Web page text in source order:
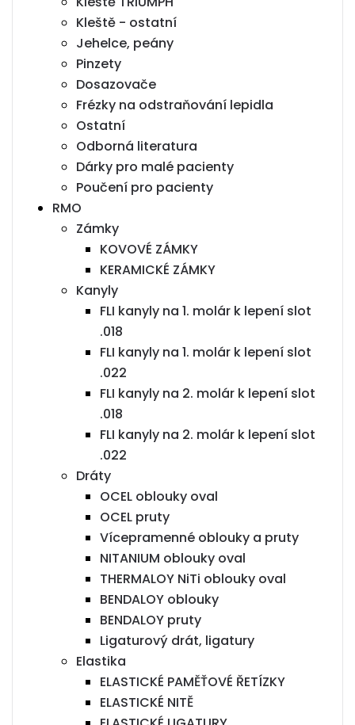
Kleště - ostatní
Jehelce, peány
Pinzety
Dosazovače
Frézky na odstraňování lepidla
Ostatní
Odborná literatura
Dárky pro malé pacienty
Poučení pro pacienty
RMO
Zámky
KOVOVÉ ZÁMKY
KERAMICKÉ ZÁMKY
Kanyly
FLI kanyly na 1. molár k lepení slot
.018
FLI kanyly na 1. molár k lepení slot
.022
FLI kanyly na 2. molár k lepení slot
.018
FLI kanyly na 2. molár k lepení slot
.022
Dráty
OCEL oblouky oval
OCEL pruty
Vícepramenné oblouky a pruty
NITANIUM oblouky oval
THERMALOY NiTi oblouky oval
BENDALOY oblouky
BENDALOY pruty
Ligaturový drát, ligatury
Elastika
ELASTICKÉ PAMĚŤOVÉ ŘETÍZKY
ELASTICKÉ NITĚ